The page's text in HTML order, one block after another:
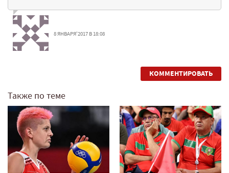
8 ЯНВАРЯ'2017 В 18:08
КОММЕНТИРОВАТЬ
Также по теме